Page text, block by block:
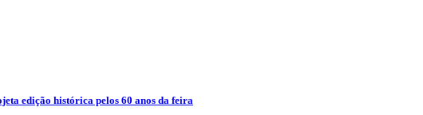
edição histórica pelos 60 anos da feira